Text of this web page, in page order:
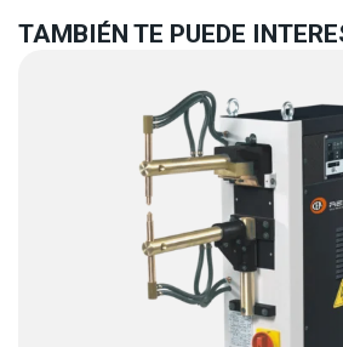
TAMBIÉN TE PUEDE